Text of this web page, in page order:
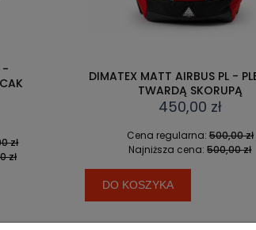
DIMATEX MATT AIRBUS PL - PLECAK Z
TWARDĄ SKORUPĄ
450,00 zł
Cena regularna:500,00 zł
Najniższa cena:500,00 zł
DO KOSZYKA